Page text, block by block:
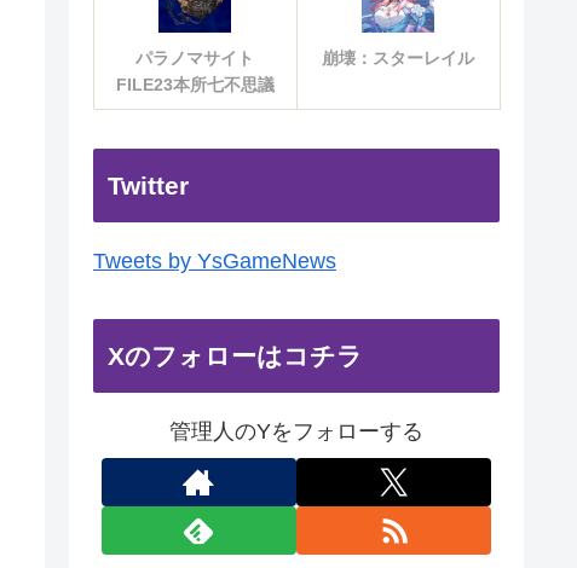
パラノマサイト
FILE23本所七不思議
崩壊：スターレイル
Twitter
Tweets by YsGameNews
Xのフォローはコチラ
管理人のYをフォローする